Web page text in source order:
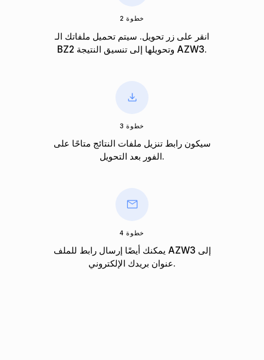
خطوة 2
انقر على زر تحويل. سيتم تحميل ملفاتك الـ
BZ2 وتحويلها إلى تنسيق النتيجة AZW3.
خطوة 3
سيكون رابط تنزيل ملفات النتائج متاحًا على
الفور بعد التحويل.
خطوة 4
يمكنك أيضًا إرسال رابط للملف AZW3 إلى
عنوان بريدك الإلكتروني.